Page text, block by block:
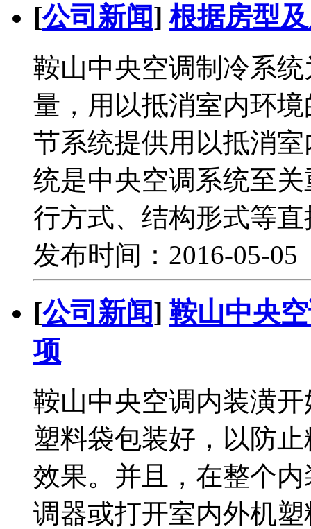
[公司新闻]根据房型
鞍山中央空调制冷系
量，用以抵消室内环
节系统提供用以抵消
统是中央空调系统至
行方式、结构形式等
发布时间：2016-05-
[公司新闻] 鞍山中央
项
鞍山中央空调内装潢
塑料袋包装好，以防
效果。并且，在整个
调器或打开室内外机